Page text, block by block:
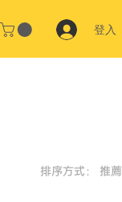
登入
排序方式： 推薦